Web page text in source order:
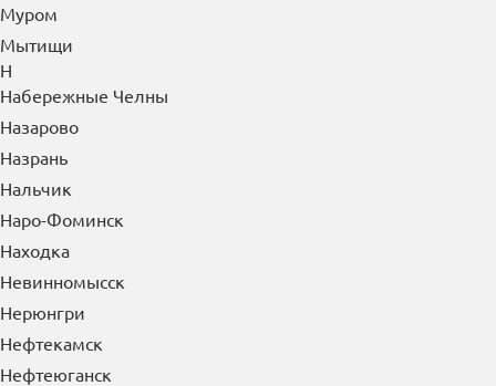
Муром
Мытищи
Н
Набережные Челны
Назарово
Назрань
Нальчик
Наро-Фоминск
Находка
Невинномысск
Нерюнгри
Нефтекамск
Нефтеюганск